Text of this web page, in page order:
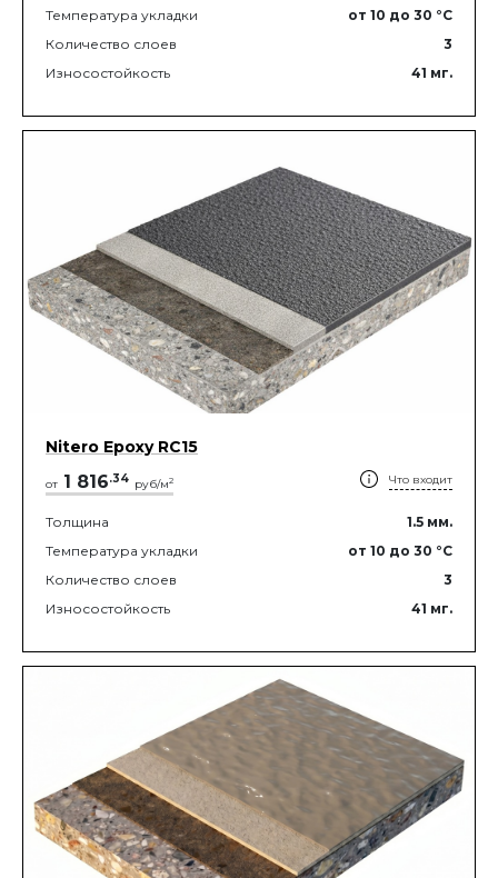
Температура укладки
от 10 до 30 °C
Количество слоев
3
Износостойкость
41 мг.
Nitero Epoxy RС15
от 1 816.34 руб/м2 Что входит
Толщина 1.5 мм.
Температура укладки
от 10 до 30 °C
Количество слоев
3
Износостойкость
41 мг.